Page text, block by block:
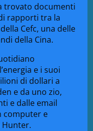
trovato documenti
rapporti tra la
Cefc, una delle
della Cina.
e i suoi
di dollari a
e da uno zio,
e dalle email
computer e